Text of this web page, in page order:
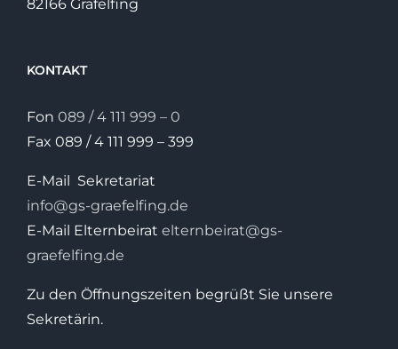
82166 Gräfelfing
KONTAKT
Fon 089 / 4 111 999 – 0
Fax 089 / 4 111 999 – 399
E-Mail Sekretariat
info@gs-graefelfing.de
E-Mail Elternbeirat elternbeirat@gs-
graefelfing.de
Zu den Öffnungszeiten begrüßt Sie unsere
Sekretärin.